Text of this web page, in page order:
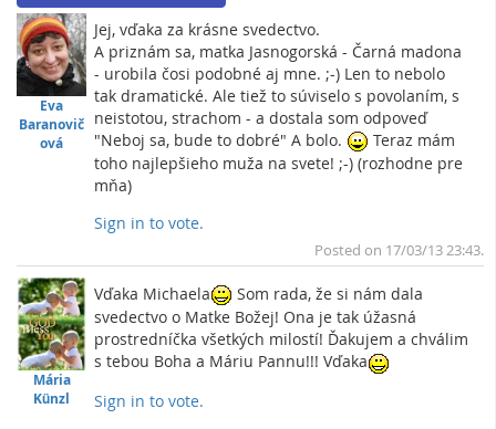
Eva
Baranovič
ová
Jej, vďaka za krásne svedectvo.
A priznám sa, matka Jasnogorská - Čarná madona
- urobila čosi podobné aj mne. ;-) Len to nebolo
tak dramatické. Ale tiež to súviselo s povolaním, s
neistotou, strachom - a dostala som odpoveď
"Neboj sa, bude to dobré" A bolo.
Teraz mám
toho najlepšieho muža na svete! ;-) (rozhodne pre
mňa)
Sign in to vote.
Top
Posted on 17/03/13 23:43.
Mária
Künzl
Vďaka Michaela
Som rada, že si nám dala
svedectvo o Matke Božej! Ona je tak úžasná
prostredníčka všetkých milostí! Ďakujem a chválim
s tebou Boha a Máriu Pannu!!! Vďaka
Sign in to vote.